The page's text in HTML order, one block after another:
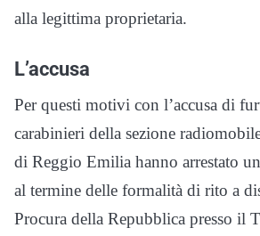
alla legittima proprietaria.
L’accusa
Per questi motivi con l’accusa di
carabinieri della sezione
di Reggio Emilia hanno arrestato
al termine delle formalità di rito a
Procura della Repubblica presso il